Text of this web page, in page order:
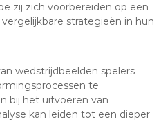
zij zich voorbereiden op een
strategieën in hun
wedstrijdbeelden spelers
te
bij het uitvoeren van
kan leiden tot een dieper